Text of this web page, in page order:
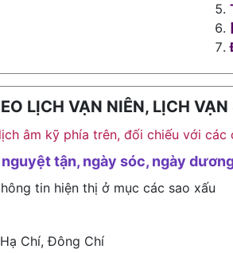
LỊCH VẠN NIÊN, LỊCH VẠN
âm kỹ phía trên, đối chiếu với
tận, ngày sóc, ngày
tin hiện thị ở mục các sao xấu
Chí, Đông Chí